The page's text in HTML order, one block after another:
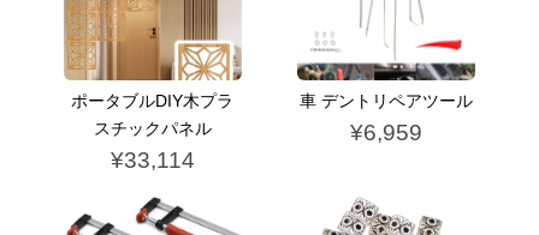
ポータブルDIY木プラ
スチックパネル
¥33,114
車 デントリペアツール
¥6,959